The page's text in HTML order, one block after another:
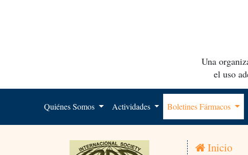
Una
el uso
Quiénes Somos Actividades Boletines Fármacos
Inicio